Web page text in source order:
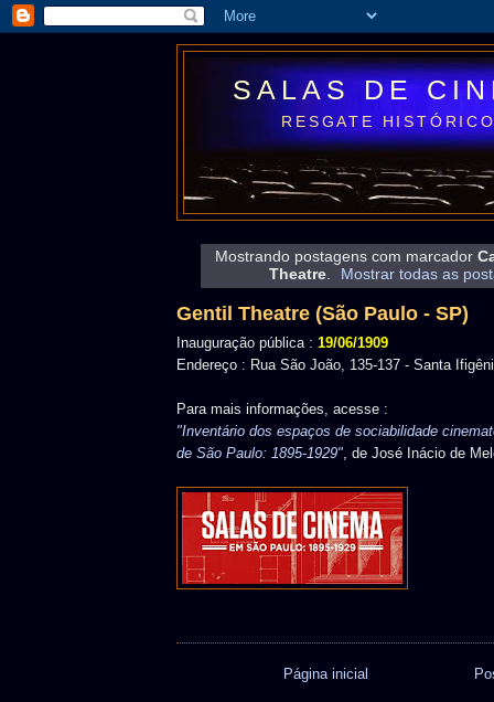
SALAS DE
RESGATE
Mostrando postagens com marcador
Theatre. Mostrar todas as
Gentil Theatre (São Paulo - SP)
Inauguração pública : 19/06/1909
Endereço : Rua São João, 135-137 - Santa
Para mais informações, acesse :
"Inventário dos espaços de sociabilidade
de São Paulo: 1895-1929", de José Inácio de
Página inicial